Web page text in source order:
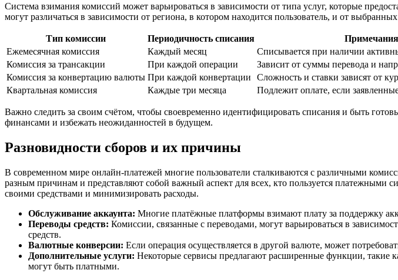
Система взимания комиссий может варьироваться в зависимости от типа услуг, которые
могут различаться в зависимости от региона, в котором находится пользователь, и от
Тип комиссии Периодичность списания
Примечания
Ежемесячная комиссия
Каждый месяц
Списывается при наличии
Комиссия за трансакции
При каждой операции
Зависит от суммы перевода и
Комиссия за конвертацию валюты При каждой конвертации
Сложность и ставки зависят от
Квартальная комиссия
Каждые три месяца Подлежит оплате, если
Важно следить за своим счётом, чтобы своевременно идентифицировать списания и быть
финансами и избежать неожиданностей в будущем.
Разновидности сборов и их причины
В современном мире онлайн-платежей многие пользователи сталкиваются с различными
разным причинам и представляют собой важный аспект для всех, кто пользуется
своими средствами и минимизировать расходы.
Обслуживание аккаунта: Многие платёжные платформы взимают плату за поддержку
Переводы средств: Комиссии, связанные с переводами, могут варьироваться в
средств.
Валютные конверсии: Если операция осуществляется в другой валюте, может
Дополнительные услуги: Некоторые сервисы предлагают расширенные функции, такие
могут быть платными.